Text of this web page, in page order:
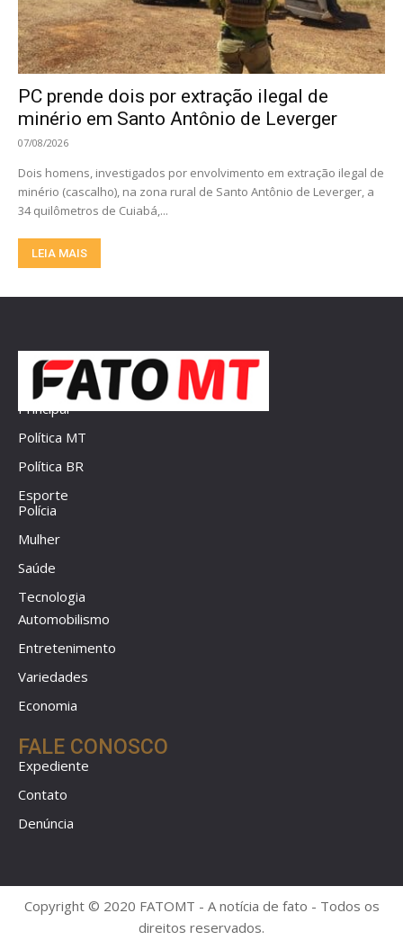
PC prende dois por extração ilegal de
minério em Santo Antônio de Leverger
07/08/2026
Dois homens, investigados por envolvimento em extração ilegal de
minério (cascalho), na zona rural de Santo Antônio de Leverger, a
34 quilômetros de Cuiabá,...
LEIA MAIS
Principal
Política MT
Política BR
Esporte
Polícia
Mulher
Saúde
Tecnologia
Automobilismo
Entretenimento
Variedades
Economia
FALE CONOSCO
Expediente
Contato
Denúncia
Copyright © 2020 FATOMT - A notícia de fato - Todos os
direitos reservados.